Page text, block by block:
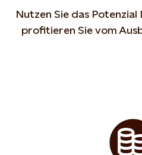
Nutzen Sie das
profitieren Sie vom